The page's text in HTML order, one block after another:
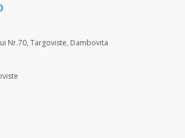
Nr.70, Targoviste, Dambovita